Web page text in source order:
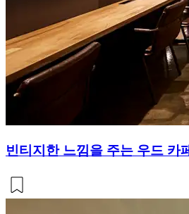
빈티지한 느낌을 주는 우드 카